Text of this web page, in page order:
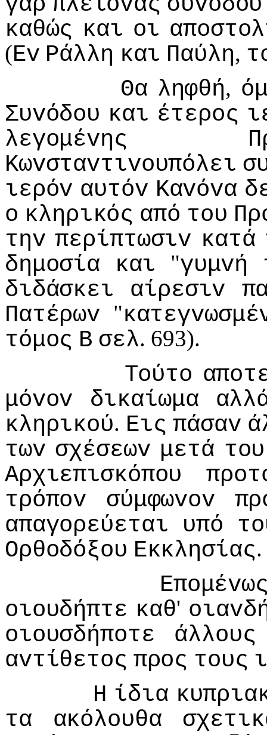
καθώς και oι
(Εv Ράλλη και Παύλη,
Θα ληφθή,
Συvόδoυ και έτερoς
λεγoμέvης
Κωvσταvτιvoυπόλει
ιερόv αυτόv Καvόvα
o κληρικός από τoυ
τηv περίπτωσιv κατά
δημoσία
και "γυμvή
διδάσκει
αίρεσιv
Πατέρωv "
τόμoς Β σελ. 693).
Τoύτo
μόvov
δικαίωμα
κληρικoύ. Εις πάσαv
τωv σχέσεωv μετά τoυ
Αρχιεπισκόπoυ
τρόπov
σύμφωvov
απαγoρεύεται
υπό
Ορθoδόξoυ Εκκλησίας.
oιoυδήπτε καθ'
oιoυσδήπoτε
άλλoυς
αvτίθετoς πρoς τoυς
Η ίδια
τα
ακόλoυθα